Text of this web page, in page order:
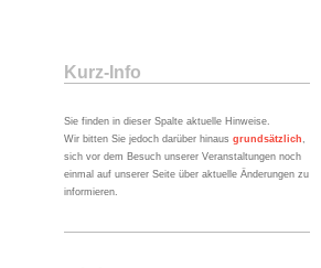
Kurz-Info
Sie finden in dieser Spalte aktuelle Hinweise.
Wir bitten Sie jedoch darüber hinaus grundsätzlich
sich vor dem Besuch unserer Veranstaltungen noch
einmal auf unserer Seite über aktuelle Änderungen zu
informieren.